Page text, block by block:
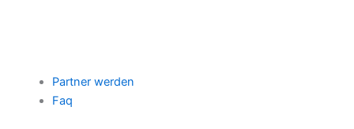
Partner werden
Faq